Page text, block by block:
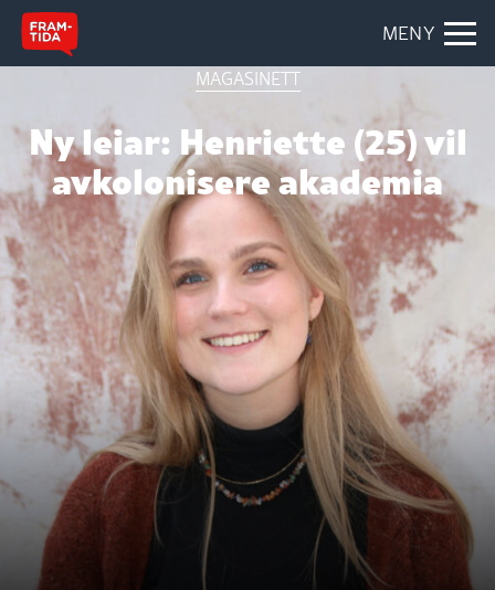
MENY
MAGASINETT
Ny leiar: Henriette (25) vil
avkolonisere akademia